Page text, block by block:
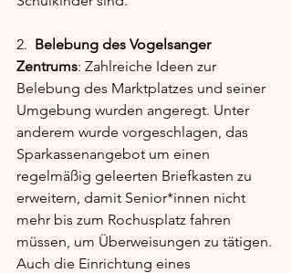
2. Belebung des Vogelsanger
Zentrums: Zahlreiche Ideen zur
Belebung des Marktplatzes und seiner
Umgebung wurden angeregt. Unter
anderem wurde vorgeschlagen, das
Sparkassenangebot um einen
regelmäßig geleerten Briefkasten zu
erweitern, damit Senior*innen nicht
mehr bis zum Rochusplatz fahren
müssen, um Überweisungen zu tätigen.
Auch die Einrichtung eines